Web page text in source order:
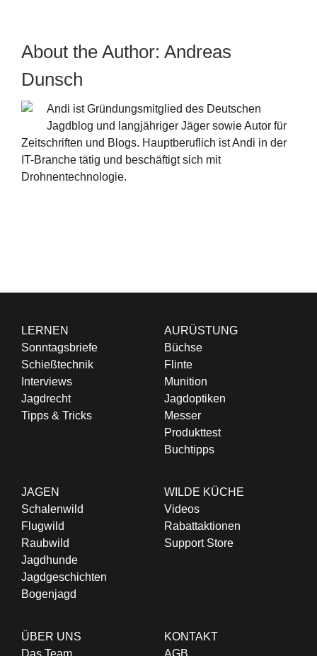
About the Author: Andreas
Dunsch
Andi ist Gründungsmitglied des Deutschen
Jagdblog und langjähriger Jäger sowie Autor für
Zeitschriften und Blogs. Hauptberuflich ist Andi in der
IT-Branche tätig und beschäftigt sich mit
Drohnentechnologie.
LERNEN
Sonntagsbriefe
Schießtechnik
Interviews
Jagdrecht
Tipps & Tricks
AURÜSTUNG
Büchse
Flinte
Munition
Jagdoptiken
Messer
Produkttest
Buchtipps
JAGEN
Schalenwild
Flugwild
Raubwild
Jagdhunde
Jagdgeschichten
Bogenjagd
WILDE KÜCHE
Videos
Rabattaktionen
Support Store
ÜBER UNS
KONTAKT